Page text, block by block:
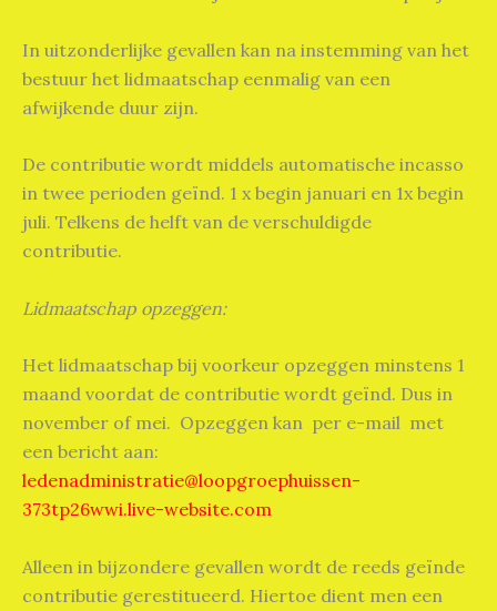
In uitzonderlijke gevallen kan na instemming van het
bestuur het lidmaatschap eenmalig van een
afwijkende duur zijn.
De contributie wordt middels automatische incasso
in twee perioden geïnd. 1 x begin januari en 1x begin
juli. Telkens de helft van de verschuldigde
contributie.
Lidmaatschap opzeggen:
Het lidmaatschap bij voorkeur opzeggen minstens 1
maand voordat de contributie wordt geïnd. Dus in
november of mei. Opzeggen kan per e-mail met
een bericht aan:
ledenadministratie@loopgroephuissen-
373tp26wwi.live-website.com
Alleen in bijzondere gevallen wordt de reeds geïnde
contributie gerestitueerd. Hiertoe dient men een